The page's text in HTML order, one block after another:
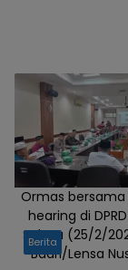
Ormas bersama
hearing di
Selasa (25/2/
Badri/Lensa
Berita